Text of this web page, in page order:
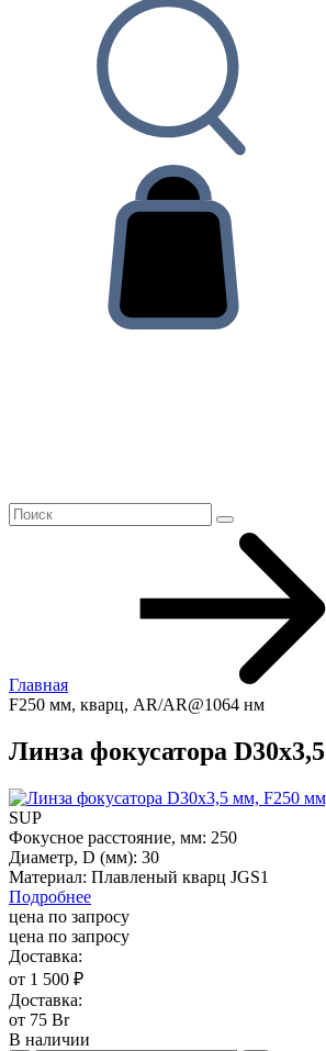
Главная
F250 мм, кварц, AR/AR@1064 нм
Линза фокусатора
SUP
Фокусное расстояние, мм: 250
Диаметр, D (мм): 30
Материал: Плавленый кварц JGS1
Подробнее
цена по запросу
цена по запросу
Доставка:
от 1 500 ₽
Доставка:
от 75 Br
В наличии